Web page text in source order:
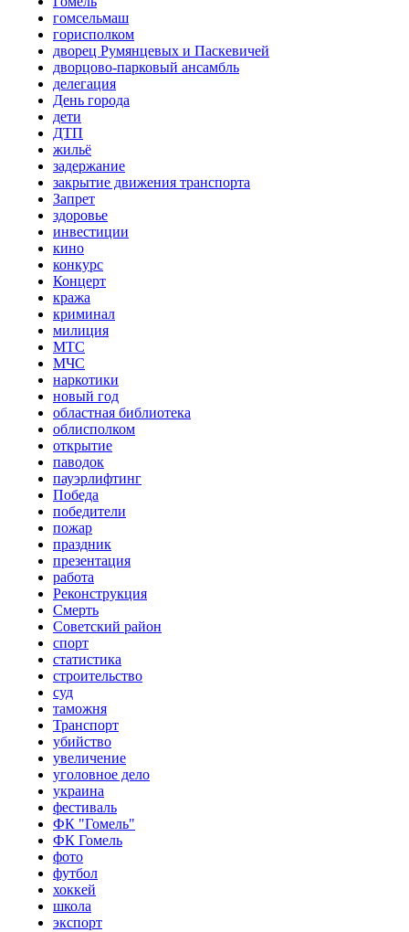
гомсельмаш
горисполком
дворец Румянцевых и Паскевичей
дворцово-парковый ансамбль
делегация
День города
дети
ДТП
жильё
задержание
закрытие движения транспорта
Запрет
здоровье
инвестиции
кино
конкурс
Концерт
кража
криминал
милиция
МТС
МЧС
наркотики
новый год
областная библиотека
облисполком
открытие
паводок
пауэрлифтинг
Победа
победители
пожар
праздник
презентация
работа
Реконструкция
Смерть
Советский район
спорт
статистика
строительство
суд
таможня
Транспорт
убийство
увеличение
уголовное дело
украина
фестиваль
ФК "Гомель"
ФК Гомель
фото
футбол
хоккей
школа
экспорт